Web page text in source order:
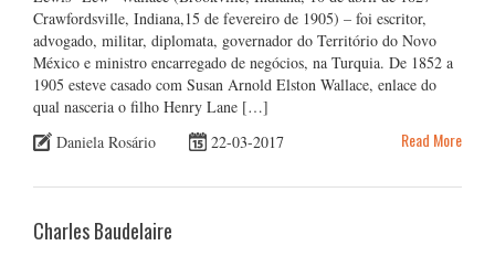
Crawfordsville, Indiana,15 de fevereiro de 1905) – foi escritor,
advogado, militar, diplomata, governador do Território do Novo
México e ministro encarregado de negócios, na Turquia. De 1852 a
1905 esteve casado com Susan Arnold Elston Wallace, enlace do
qual nasceria o filho Henry Lane […]
Daniela Rosário
22-03-2017 Read More
Charles Baudelaire